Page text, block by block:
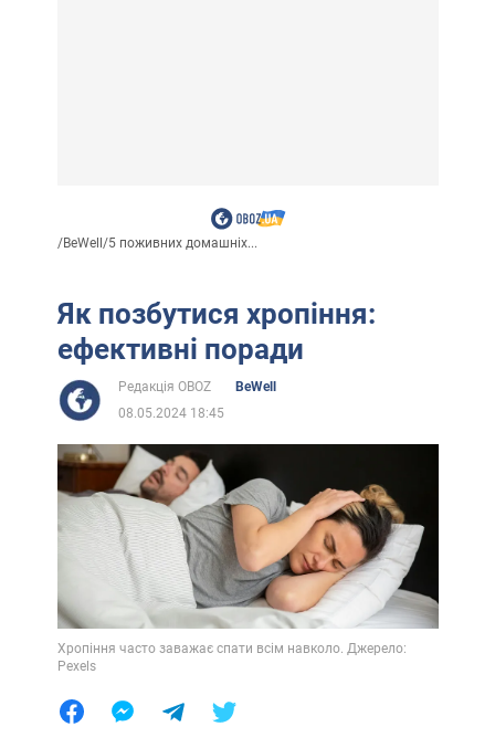
/BeWell /5 поживних домашніх...
Як позбутися хропіння:
ефективні поради
Редакція OBOZ
BeWell
08.05.2024 18:45
Хропіння часто заважає спати всім навколо. Джерело:
Pexels